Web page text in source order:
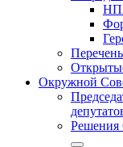
Окружной
Решения